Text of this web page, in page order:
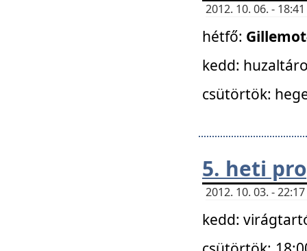
2012. 10. 06. -
hétfő:
kedd:
csütörtök:
5. heti
2012. 10. 03. -
kedd: